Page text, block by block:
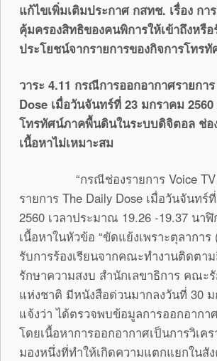
แก้ไขเพิ่มเติมประกาศ กสทช. เรื่อง กา
คุ้มครองสิทธิของคนพิการให้เข้าถึงหรื
ประโยชน์จากรายการของกิจการโทรทั
วาระ 4.11 กรณีการออกอากาศรายกา
Dose เมื่อวันจันทร์ที่ 23 มกราคม 2560
โทรทัศน์ภาคพื้นดินในระบบดิจิตอล ช่อ
เนื้อหาไม่เหมาะสม
“กรณีช่องรายการ Voice
รายการ The Daily Dose เมื่อวันจันทร์
2560 เวลาประมาณ 19.26 -19.37 นา
เนื้อหาในหัวข้อ “ขัดแย้งเพราะตุลากา
รับการร้องเรียนจากคณะทำงานติดตา
รักษาความสงบ สำนักเลขาธิการ คณะ
แห่งชาติ มีหนังสือด่วนมากลงวันที่ 30
แจ้งว่า ได้ตรวจพบข้อมูลการออกอากา
โดยเนื้อหาการออกอากาศเป็นการวิเค
มองหนึ่งที่ทำให้เกิดความแตกแยกในสั